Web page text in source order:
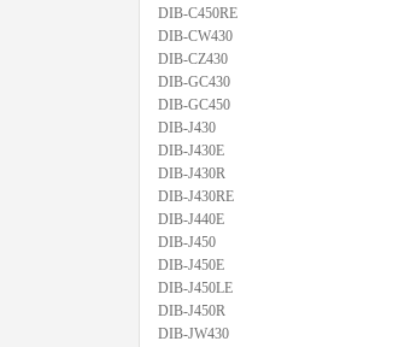
DIB-C450RE
DIB-CW430
DIB-CZ430
DIB-GC430
DIB-GC450
DIB-J430
DIB-J430E
DIB-J430R
DIB-J430RE
DIB-J440E
DIB-J450
DIB-J450E
DIB-J450LE
DIB-J450R
DIB-JW430